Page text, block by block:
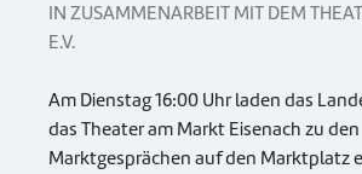
IN ZUSAMMENARBEIT MIT DEM
E.V.
Am Dienstag 16:00 Uhr laden das
das Theater am Markt Eisenach zu den
Marktgesprächen auf den Marktplatz